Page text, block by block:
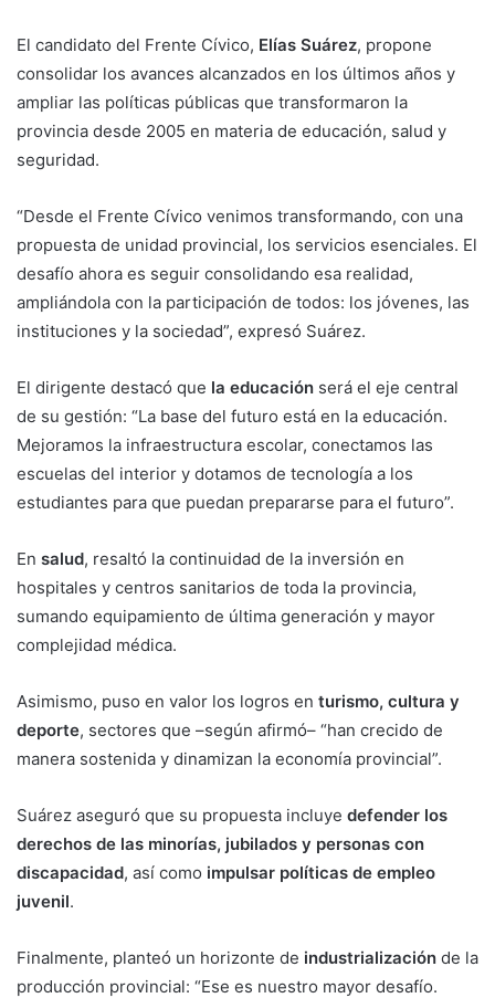
El candidato del Frente Cívico, Elías Suárez, propone
consolidar los avances alcanzados en los últimos años y
ampliar las políticas públicas que transformaron la
provincia desde 2005 en materia de educación, salud y
seguridad.
“Desde el Frente Cívico venimos transformando, con una
propuesta de unidad provincial, los servicios esenciales. El
desafío ahora es seguir consolidando esa realidad,
ampliándola con la participación de todos: los jóvenes, las
instituciones y la sociedad”, expresó Suárez.
El dirigente destacó que la educación será el eje central
de su gestión: “La base del futuro está en la educación.
Mejoramos la infraestructura escolar, conectamos las
escuelas del interior y dotamos de tecnología a los
estudiantes para que puedan prepararse para el futuro”.
En salud, resaltó la continuidad de la inversión en
hospitales y centros sanitarios de toda la provincia,
sumando equipamiento de última generación y mayor
complejidad médica.
Asimismo, puso en valor los logros en turismo, cultura y
deporte, sectores que –según afirmó– “han crecido de
manera sostenida y dinamizan la economía provincial”.
Suárez aseguró que su propuesta incluye defender los
derechos de las minorías, jubilados y personas con
discapacidad, así como impulsar políticas de empleo
juvenil.
Finalmente, planteó un horizonte de industrialización de la
producción provincial: “Ese es nuestro mayor desafío.